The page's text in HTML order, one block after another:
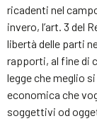
ricadenti nel
invero, l’art. 3 del
libertà delle parti
rapporti, al fine di
legge che meglio
economica che
soggettivi od